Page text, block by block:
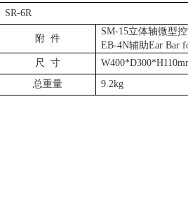
SR-6R
附 件
SM-15立体轴微型
EB-4N辅助Ear Bar
尺
寸
总重量
9.2kg